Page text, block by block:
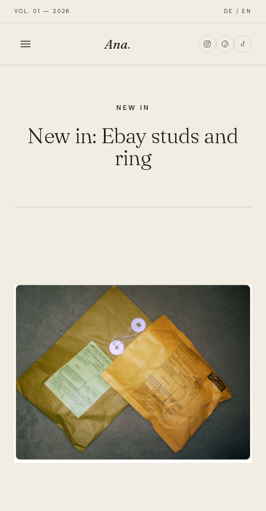
VOL. 01 — 2026 DE / EN
Ana.
NEW IN
New in: Ebay studs and
ring